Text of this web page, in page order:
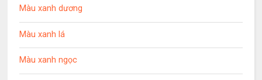
Màu xanh dương
Màu xanh lá
Màu xanh ngọc